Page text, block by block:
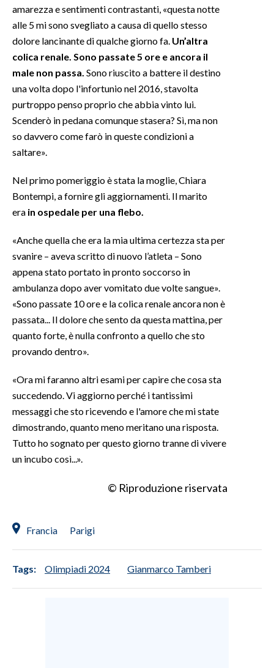
amarezza e sentimenti contrastanti, «questa notte
alle 5 mi sono svegliato a causa di quello stesso
dolore lancinante di qualche giorno fa. Un’altra
colica renale. Sono passate 5 ore e ancora il
male non passa. Sono riuscito a battere il destino
una volta dopo l'infortunio nel 2016, stavolta
purtroppo penso proprio che abbia vinto lui.
Scenderò in pedana comunque stasera? Sì, ma non
so davvero come farò in queste condizioni a
saltare».
Nel primo pomeriggio è stata la moglie, Chiara
Bontempi, a fornire gli aggiornamenti. Il marito
era in ospedale per una flebo.
«Anche quella che era la mia ultima certezza sta per
svanire – aveva scritto di nuovo l’atleta – Sono
appena stato portato in pronto soccorso in
ambulanza dopo aver vomitato due volte sangue».
«Sono passate 10 ore e la colica renale ancora non è
passata... Il dolore che sento da questa mattina, per
quanto forte, è nulla confronto a quello che sto
provando dentro».
«Ora mi faranno altri esami per capire che cosa sta
succedendo. Vi aggiorno perché i tantissimi
messaggi che sto ricevendo e l'amore che mi state
dimostrando, quanto meno meritano una risposta.
Tutto ho sognato per questo giorno tranne di vivere
un incubo così...».
© Riproduzione riservata
Francia Parigi
Tags: Olimpiadi 2024 Gianmarco Tamberi